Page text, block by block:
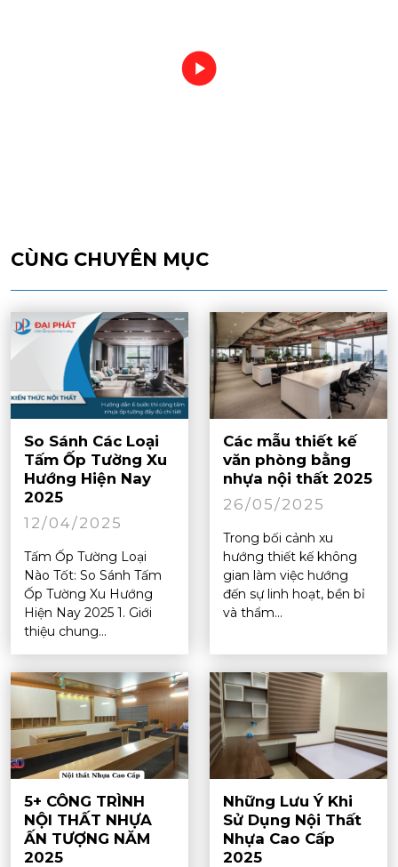
CÙNG CHUYÊN MỤC
So Sánh Các Loại
Tấm Ốp Tường Xu
Hướng Hiện Nay
2025
12/04/2025
Tấm Ốp Tường Loại
Nào Tốt: So Sánh Tấm
Ốp Tường Xu Hướng
Hiện Nay 2025 1. Giới
thiệu chung...
Các mẫu thiết kế
văn phòng bằng
nhựa nội thất 2025
26/05/2025
Trong bối cảnh xu
hướng thiết kế không
gian làm việc hướng
đến sự linh hoạt, bền bỉ
và thẩm...
5+ CÔNG TRÌNH
NỘI THẤT NHỰA
ẤN TƯỢNG NĂM
2025
Những Lưu Ý Khi
Sử Dụng Nội Thất
Nhựa Cao Cấp
2025